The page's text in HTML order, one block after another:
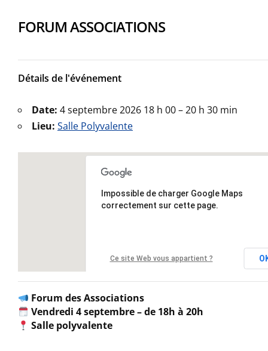
FORUM ASSOCIATIONS
Détails de l'événement
Date: 4 septembre 2026 18 h 00–20 h 30 min
Lieu: Salle Polyvalente
Impossible de charger Google Maps
correctement sur cette page.
Ce site Web vous appartient ?
Forum des Associations
Vendredi 4 septembre –de 18h à 20h
Salle polyvalente